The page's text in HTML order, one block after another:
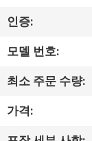
영
상
회
사
인증:
모델 번호:
최소 주문 수량:
가격: